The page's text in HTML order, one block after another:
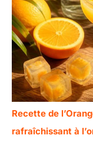
Recette de
rafraîchissant à